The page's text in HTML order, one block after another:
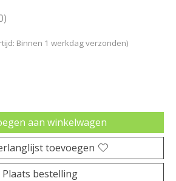
dit product is
Binnen 1 werkdag verzonden)
aan winkelwagen
toevoegen
Plaats bestelling